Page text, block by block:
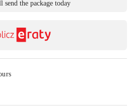
send the package today